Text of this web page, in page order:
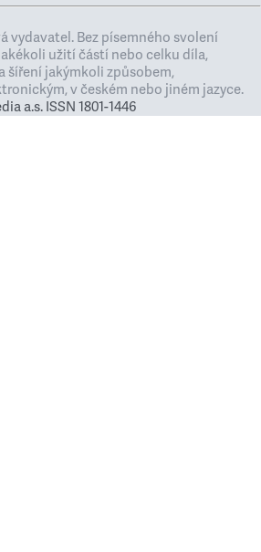
vydavatel. Bez písemného svolení
užití částí nebo celku díla,
šíření jakýmkoli způsobem,
v českém nebo jiném jazyce.
a.s. ISSN 1801-1446